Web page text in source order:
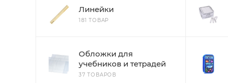
Линейки
181 ТОВАР
Обложки для
учебников и тетрадей
37 ТОВАРОВ